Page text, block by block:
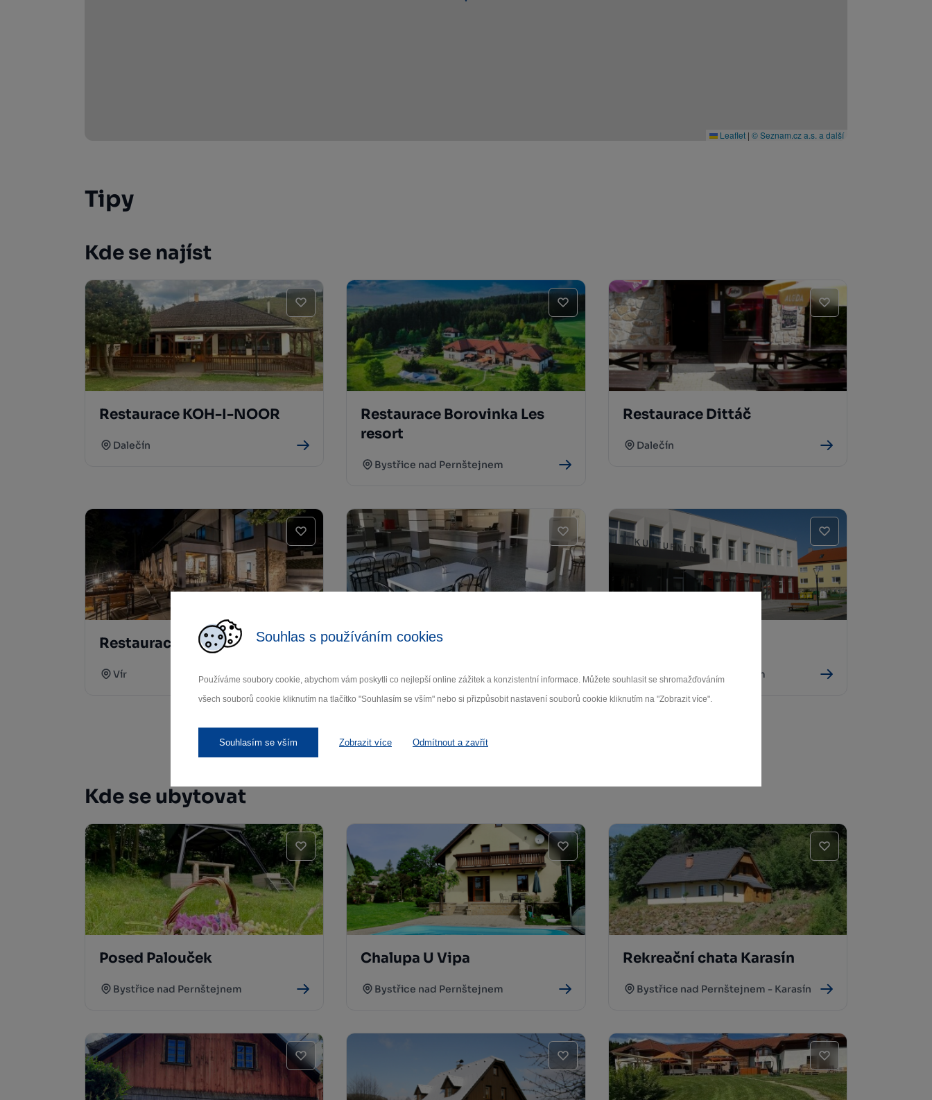
Souhlas s používáním cookies
Používáme soubory cookie, abychom vám poskytli co nejlepší online zážitek a konzistentní informace. Můžete souhlasit se shromažďováním
všech souborů cookie kliknutím na tlačítko "Souhlasím se vším" nebo si přizpůsobit nastavení souborů cookie kliknutím na "Zobrazit více".
Souhlasím se vším Zobrazit více Odmítnout a zavřít
Leaflet | © Seznam.cz a.s. a další
Tipy
Kde se najíst
Restaurace KOH-I-NOOR
Dalečín
Restaurace Borovinka Les
resort
Bystřice nad Pernštejnem
Restaurace Dittáč
Dalečín
Restaurace Forest Resort
Vír
MEZ stravování
Bystřice nad Pernštejnem Bystřice nad Pernštejnem
Další stravovací zařízení
Kde se ubytovat
Posed Palouček
Bystřice nad Pernštejnem
Chalupa U Vipa
Bystřice nad Pernštejnem
Rekreační chata Karasín
Bystřice nad Pernštejnem - Karasín